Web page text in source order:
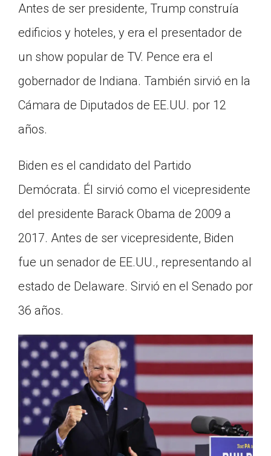
Antes de ser presidente, Trump construía
edificios y hoteles, y era el presentador de
un show popular de TV. Pence era el
gobernador de Indiana. También sirvió en la
Cámara de Diputados de EE.UU. por 12
años.
Biden es el candidato del Partido
Demócrata. Él sirvió como el vicepresidente
del presidente Barack Obama de 2009 a
2017. Antes de ser vicepresidente, Biden
fue un senador de EE.UU., representando al
estado de Delaware. Sirvió en el Senado por
36 años.